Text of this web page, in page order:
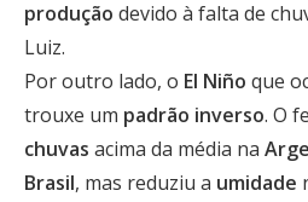
produção devido à falta de
Luiz.
Por outro lado, o El Niño que
trouxe um padrão inverso. O
chuvas acima da média na
Brasil, mas reduziu a umidade